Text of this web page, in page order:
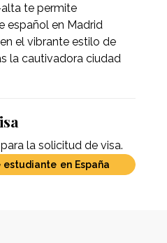
te permite
español en Madrid
el vibrante estilo de
la cautivadora ciudad
la solicitud de visa.
en España